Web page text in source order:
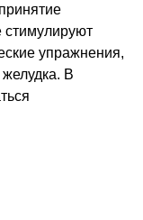
стимулируют
упражнения,
В